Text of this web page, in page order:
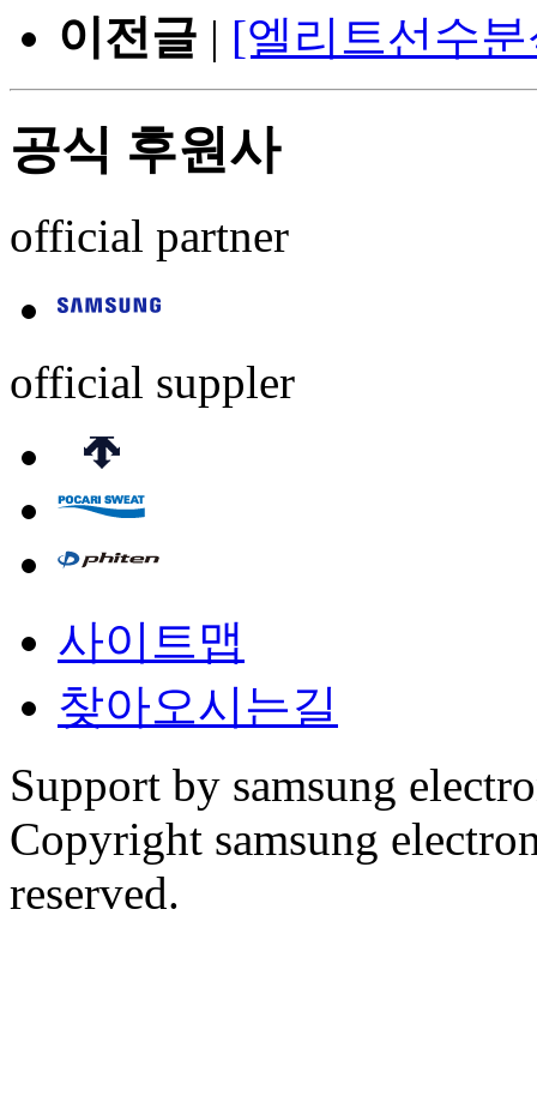
이전글 | [엘리트선수
공식 후원사
official partner
official suppler
사이트맵
찾아오시는길
Support by samsung
Copyright samsung
reserved.